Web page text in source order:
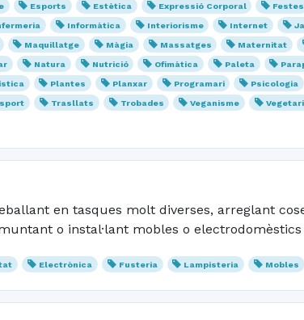
Esports Estètica Expressió Corporal Festes
Informàtica Interiorisme Internet
Maquillatge Màgia Massatges Maternitat
Natura Nutrició Ofimàtica Paleta
Plantes Planxar Programari Psicologia
Trasllats Trobades Veganisme
en tasques molt diverses, arreglant
o instal·lant mobles o electrodomèstics
Electrònica Fusteria Lampisteria Mobles